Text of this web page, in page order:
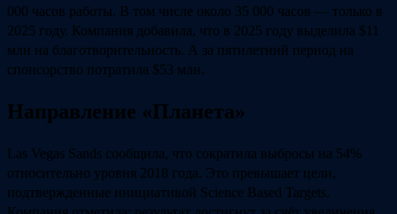
000 часов работы. В том числе около 35 000 часов — только в
2025 году. Компания добавила, что в 2025 году выделила $11
млн на благотворительность. А за пятилетний период на
спонсорство потратила $53 млн.
Направление «Планета»
Las Vegas Sands сообщила, что сократила выбросы на 54%
относительно уровня 2018 года. Это превышает цели,
подтвержденные инициативой Science Based Targets.